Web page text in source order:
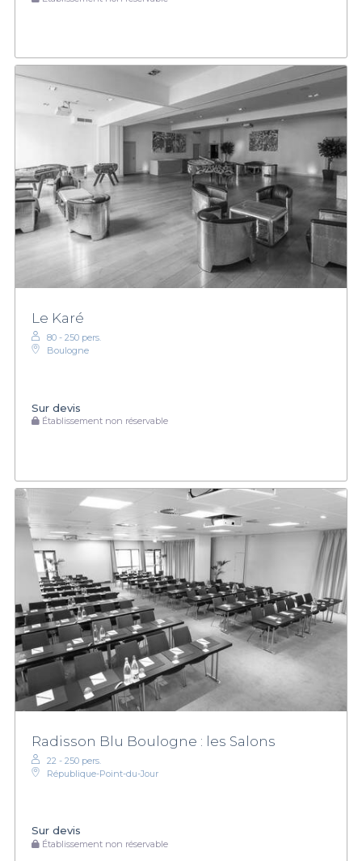
Le Karé
80 - 250 pers.
Boulogne
Sur devis
Établissement non réservable
Radisson Blu Boulogne : les Salons
22 - 250 pers.
République-Point-du-Jour
Sur devis
Établissement non réservable